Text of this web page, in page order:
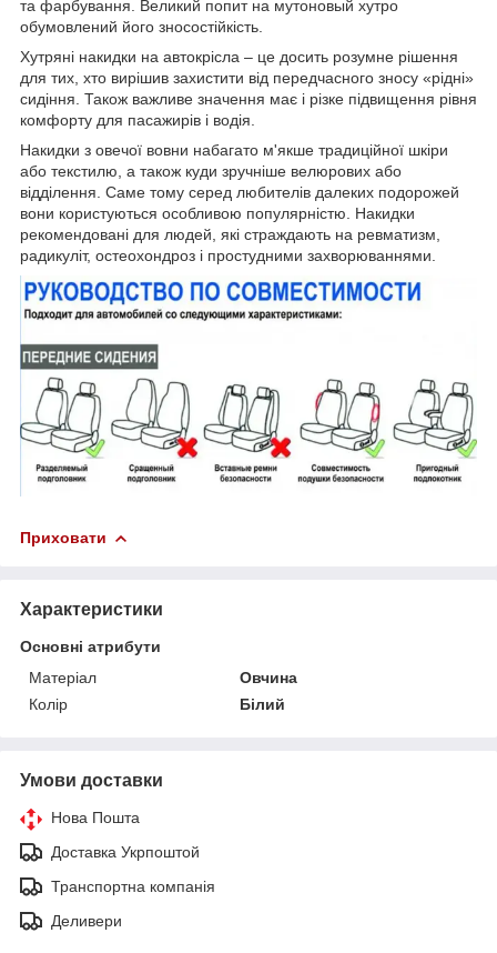
та фарбування. Великий попит на мутоновый хутро
обумовлений його зносостійкість.
Хутряні накидки на автокрісла – це досить розумне рішення
для тих, хто вирішив захистити від передчасного зносу «рідні»
сидіння. Також важливе значення має і різке підвищення рівня
комфорту для пасажирів і водія.
Накидки з овечої вовни набагато м'якше традиційної шкіри
або текстилю, а також куди зручніше велюрових або
відділення. Саме тому серед любителів далеких подорожей
вони користуються особливою популярністю. Накидки
рекомендовані для людей, які страждають на ревматизм,
радикуліт, остеохондроз і простудними захворюваннями.
Приховати
Характеристики
Основні атрибути
Матеріал
Овчина
Колір
Білий
Умови доставки
Нова Пошта
Доставка Укрпоштой
Транспортна компанія
Деливери